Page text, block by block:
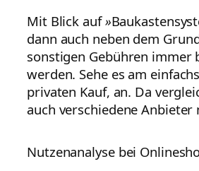
Mit Blick auf»
dann auch neben dem
sonstigen Gebühren immer
werden. Sehe es am
privaten Kauf, an. Da
auch verschiedene Anbieter
Nutzenanalyse bei